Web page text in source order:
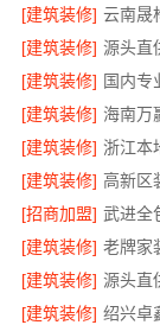
[建筑装修]
[建筑装修] 源头直
[建筑装修]
[建筑装修]
[建筑装修]
[建筑装修] 高新区
[招商加盟]
[建筑装修]
[建筑装修] 源头直
[建筑装修]